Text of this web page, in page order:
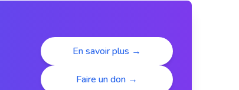
En savoir plus →
Faire un don →